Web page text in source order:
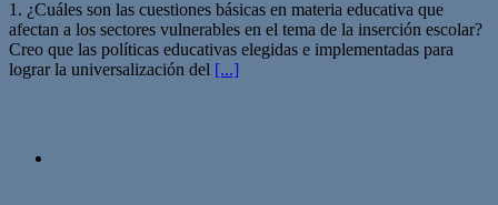
1. ¿Cuáles son las cuestiones básicas en materia educativa que
afectan a los sectores vulnerables en el tema de la inserción escolar?
Creo que las políticas educativas elegidas e implementadas para
lograr la universalización del [...]